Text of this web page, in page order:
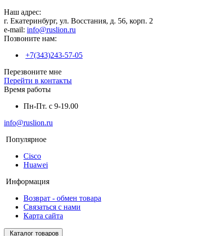
Наш адрес:
г. Екатеринбург, ул. Восстания, д. 56, корп. 2
e-mail: info@ruslion.ru
Позвоните нам:
+7(343)243-57-05
Перезвоните мне
Перейти в контакты
Время работы
Пн-Пт. с 9-19.00
info@ruslion.ru
Популярное
Cisco
Huawei
Информация
Возврат - обмен товара
Связаться с нами
Карта сайта
Каталог товаров